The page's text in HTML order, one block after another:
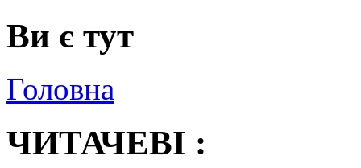
Ви є тут
Головна
ЧИТАЧЕВІ :